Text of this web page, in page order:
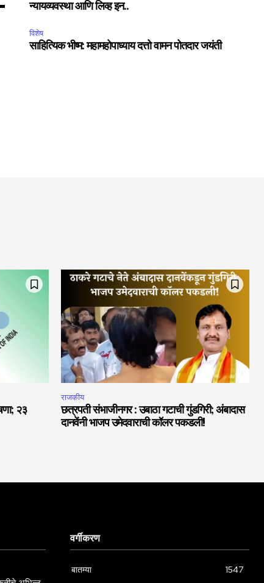
न्यायव्यवस्था आणि लिव्ह इन..
विशेष
साहित्यिक भीष्म: महामहोपाध्याय दत्तो वामन पोतदार जयंती
२३
राजकीय
छत्रपती संभाजीनगर : उबाठा गटाची गुंडगिरी; अंबादास
दानवेंनी भाजप उमेदवाराची कॉलर पकडली!
वर्गीकरण
बातम्या
1547